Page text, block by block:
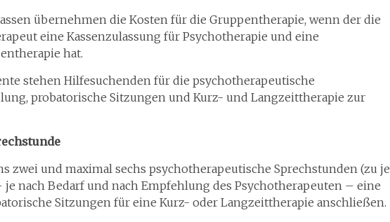
übernehmen die Kosten für die Gruppentherapie, wenn der die
eine Kassenzulassung für Psychotherapie und eine
hat.
stehen Hilfesuchenden für die psychotherapeutische
probatorische Sitzungen und Kurz- und Langzeittherapie zur
zwei und maximal sechs psychotherapeutische Sprechstunden (zu je
nach Bedarf und nach Empfehlung des Psychotherapeuten – eine
Sitzungen für eine Kurz- oder Langzeittherapie anschließen.